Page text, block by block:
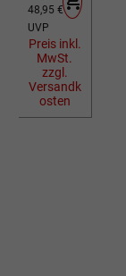
ShieldWall
schwarz
65-622
29x2,60
0150579
Regulärer Preis:
48,95 €
UVP
Preis inkl.
MwSt.
zzgl.
Versandk
osten